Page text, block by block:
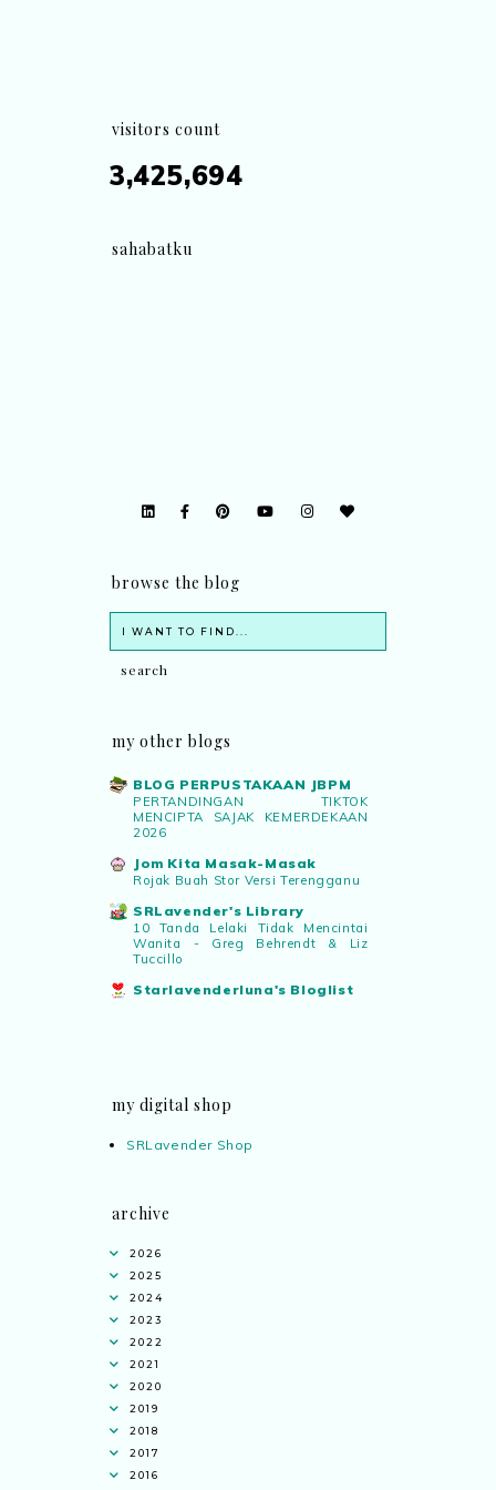
visitors count
3,425,694
sahabatku
browse the blog
my other blogs
BLOG PERPUSTAKAAN JBPM
PERTANDINGAN TIKTOK
MENCIPTA SAJAK KEMERDEKAAN
2026
Jom Kita Masak-Masak
Rojak Buah Stor Versi Terengganu
SRLavender's Library
10 Tanda Lelaki Tidak Mencintai
Wanita - Greg Behrendt & Liz
Tuccillo
Starlavenderluna's Bloglist
my digital shop
SRLavender Shop
archive
2026
2025
2024
2023
2022
2021
2020
2019
2018
2017
2016